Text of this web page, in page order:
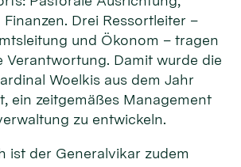
Drei Ressortleiter –
und Ökonom – tragen
Verantwortung. Damit wurde die
Woelkis aus dem Jahr
ein zeitgemäßes Management
zu entwickeln.
ist der Generalvikar zudem